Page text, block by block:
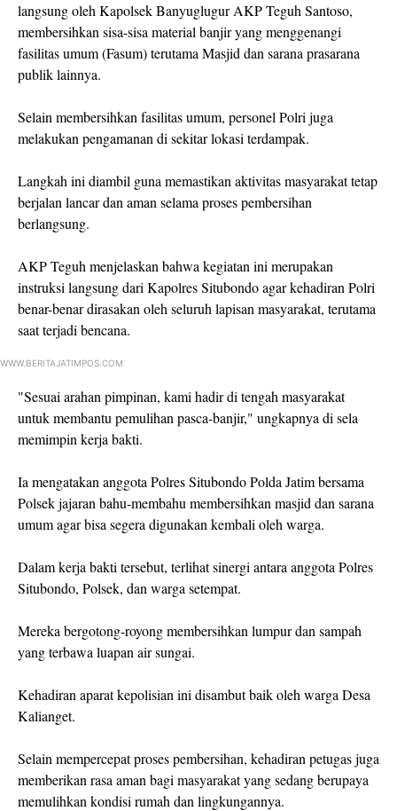
langsung oleh Kapolsek Banyuglugur AKP Teguh Santoso,
membersihkan sisa-sisa material banjir yang menggenangi
fasilitas umum (Fasum) terutama Masjid dan sarana prasarana
publik lainnya.
Selain membersihkan fasilitas umum, personel Polri juga
melakukan pengamanan di sekitar lokasi terdampak.
Langkah ini diambil guna memastikan aktivitas masyarakat tetap
berjalan lancar dan aman selama proses pembersihan
berlangsung.
AKP Teguh menjelaskan bahwa kegiatan ini merupakan
instruksi langsung dari Kapolres Situbondo agar kehadiran Polri
benar-benar dirasakan oleh seluruh lapisan masyarakat, terutama
saat terjadi bencana.
WWW.BERITAJATIMPOS.COM
"Sesuai arahan pimpinan, kami hadir di tengah masyarakat
untuk membantu pemulihan pasca-banjir," ungkapnya di sela
memimpin kerja bakti.
Ia mengatakan anggota Polres Situbondo Polda Jatim bersama
Polsek jajaran bahu-membahu membersihkan masjid dan sarana
umum agar bisa segera digunakan kembali oleh warga.
Dalam kerja bakti tersebut, terlihat sinergi antara anggota Polres
Situbondo, Polsek, dan warga setempat.
Mereka bergotong-royong membersihkan lumpur dan sampah
yang terbawa luapan air sungai.
Kehadiran aparat kepolisian ini disambut baik oleh warga Desa
Kalianget.
Selain mempercepat proses pembersihan, kehadiran petugas juga
memberikan rasa aman bagi masyarakat yang sedang berupaya
memulihkan kondisi rumah dan lingkungannya.